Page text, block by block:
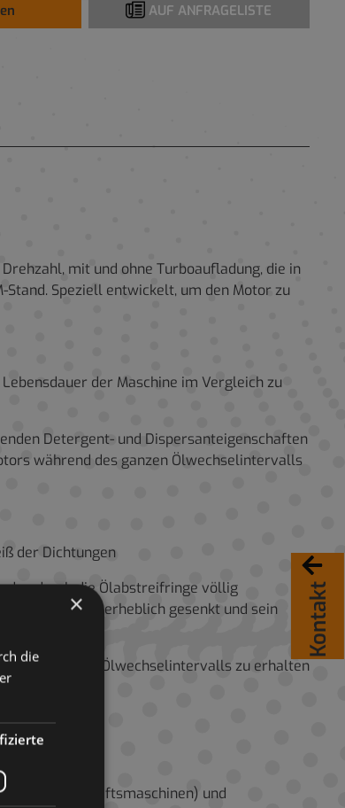
Kontakt
AUF ANFRAGELISTE
mit und ohne Turboaufladung, die in
Speziell entwickelt, um den Motor zu
der Maschine im Vergleich zu
Detergent- und Dispersanteigenschaften
während des ganzen Ölwechselintervalls
der Dichtungen
durch die Ölabstreifringe völlig
Motoren erheblich gesenkt und sein
des ganzen Ölwechselintervalls zu erhalten
Landwirtschaftsmaschinen) und
×
die